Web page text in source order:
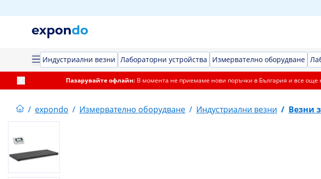
Индустриални везни Лабораторни устройства Измервателно оборудване
Пазарувайте офлайн: В момента не приемаме нови поръчки в България и все
/ expondo / Измервателно оборудване / Индустриални везни / Везни